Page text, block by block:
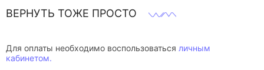
ВЕРНУТЬ ТОЖЕ ПРОСТО
Для оплаты необходимо воспользоваться личным
кабинетом.